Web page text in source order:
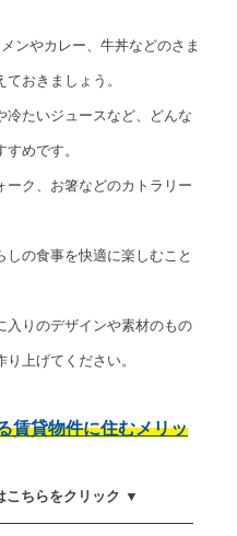
ンやカレー、牛丼などのさま
おきましょう。
冷たいジュースなど、どんな
めです。
ーク、お箸などのカトラリー
しの食事を快適に楽しむこと
入りのデザインや素材のもの
上げてください。
賃貸物件に住むメリッ
こちらをクリック ▼